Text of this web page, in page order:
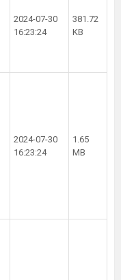
2024-07-30
16:23:24
381.72
KB
2024-07-30
16:23:24
1.65
MB